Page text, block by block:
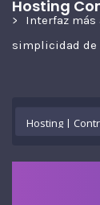
Hosting
Interfaz más
simplicidad de